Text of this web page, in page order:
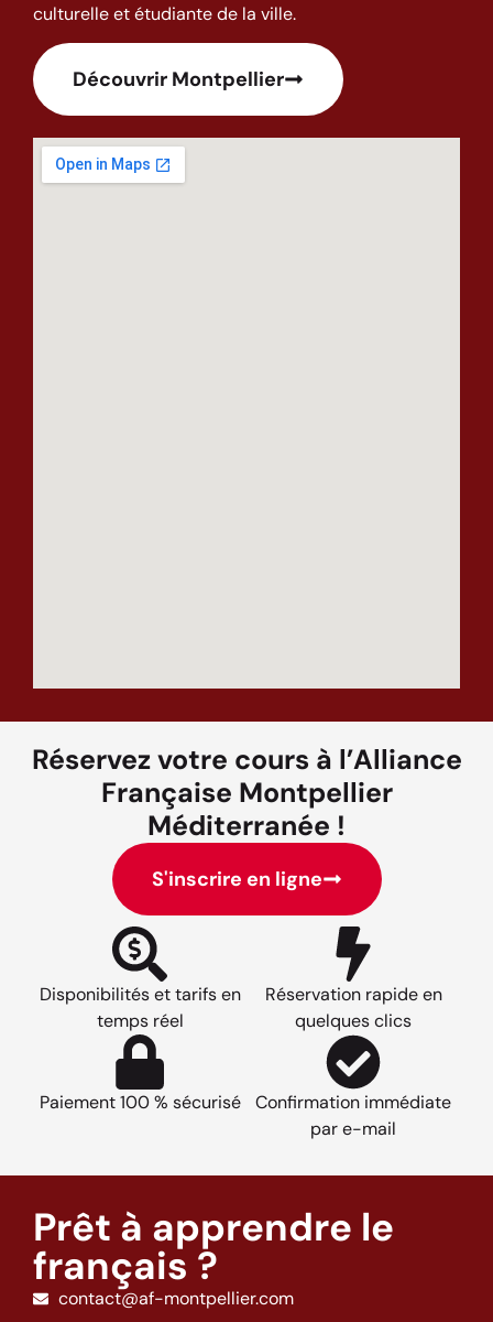
culturelle et étudiante de la ville.
Découvrir Montpellier
Réservez votre cours à l’Alliance
Française Montpellier
Méditerranée !
S'inscrire en ligne
Disponibilités et tarifs en
temps réel
Réservation rapide en
quelques clics
Paiement 100 % sécurisé
Confirmation immédiate
par e-mail
Prêt à apprendre le
français ?
contact@af-montpellier.com